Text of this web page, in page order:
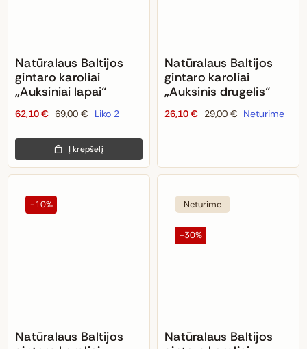
Natūralaus Baltijos
gintaro karoliai
„Auksiniai lapai“
69,00€
Original
was:
69,00 €.
62,10€
Current
is:
62,10 €.
Liko 2
Į krepšelį
Natūralaus Baltijos
gintaro karoliai
„Auksinis drugelis“
29,00€
Original
29,00 €.
26,10€
Current
26,10 €.
Neturime
-10%
Natūralaus Baltijos
Neturime
-30%
Natūralaus Baltijos